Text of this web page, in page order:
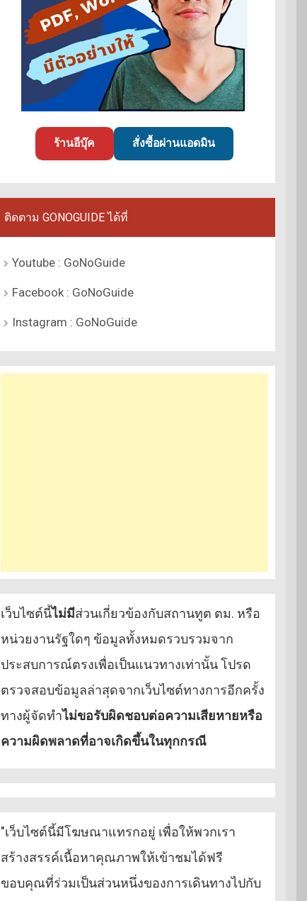
ร้านอีบุ๊ค สั่งซื้อผ่านแอดมิน
ติดตาม GONOGUIDE ได้ที่
Youtube : GoNoGuide
Facebook : GoNoGuide
Instagram : GoNoGuide
เว็บไซต์นี้ไม่มีส่วนเกี่ยวข้องกับสถานทูต ตม. หรือ
หน่วยงานรัฐใดๆ ข้อมูลทั้งหมดรวบรวมจาก
ประสบการณ์ตรงเพื่อเป็นแนวทางเท่านั้น โปรด
ตรวจสอบข้อมูลล่าสุดจากเว็บไซต์ทางการอีกครั้ง
ทางผู้จัดทำไม่ขอรับผิดชอบต่อความเสียหายหรือ
ความผิดพลาดที่อาจเกิดขึ้นในทุกกรณี
"เว็บไซต์นี้มีโฆษณาแทรกอยู่ เพื่อให้พวกเรา
สร้างสรรค์เนื้อหาคุณภาพให้เข้าชมได้ฟรี
ขอบคุณที่ร่วมเป็นส่วนหนึ่งของการเดินทางไปกับ